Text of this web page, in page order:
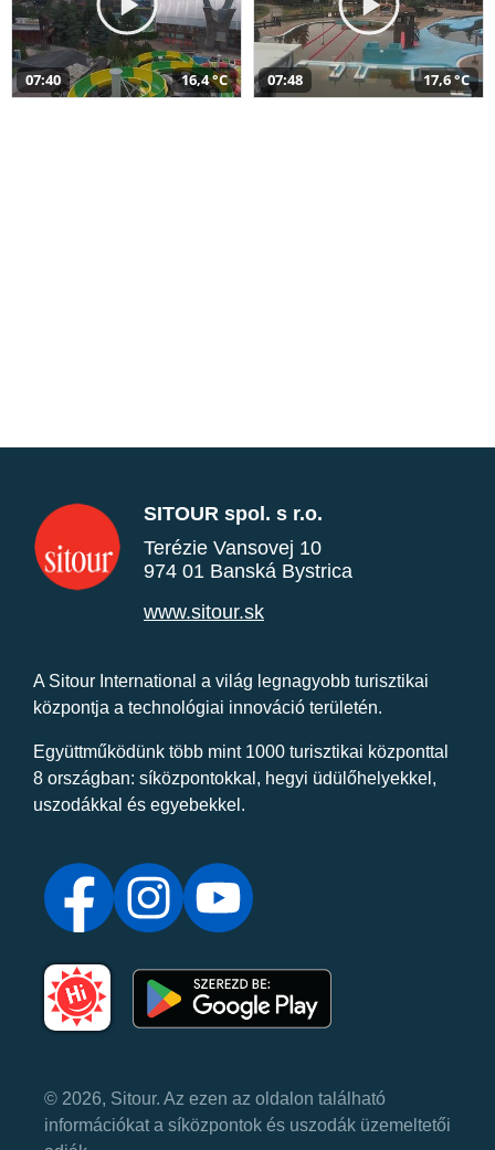
07:40 16,4 °C 07:48 17,6 °C
SITOUR spol. s r.o.
Terézie Vansovej 10
974 01 Banská Bystrica
www.sitour.sk
A Sitour International a világ legnagyobb turisztikai
központja a technológiai innováció területén.
Együttműködünk több mint 1000 turisztikai központtal
8 országban: síközpontokkal, hegyi üdülőhelyekkel,
uszodákkal és egyebekkel.
© 2026, Sitour. Az ezen az oldalon található
információkat a síközpontok és uszodák üzemeltetői